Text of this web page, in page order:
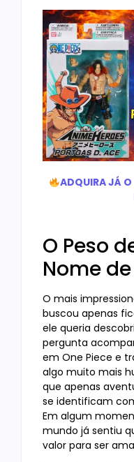
ADQUIRA JÁ
O Peso
Nome
O mais
buscou apenas
ele queria
pergunta
em One Piece e
algo muito mais
que apenas
se identificam
Em algum
mundo já sentiu
valor para ser